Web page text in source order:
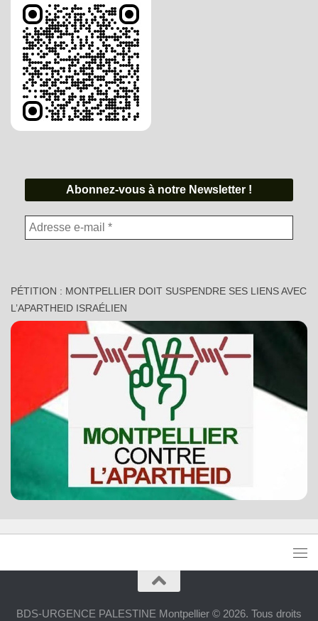
PÉTITION : MONTPELLIER DOIT SUSPENDRE SES LIENS AVEC
L’APARTHEID ISRAÉLIEN
BDS-URGENCE PALESTINE Montpellier © 2026. Tous droits